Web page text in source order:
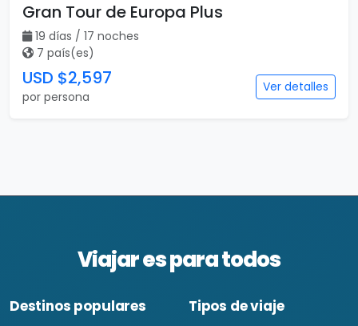
Gran Tour de Europa Plus
19 días / 17 noches
7 país(es)
USD $2,597
por persona
Ver detalles
Viajar es para todos
Destinos populares Tipos de viaje